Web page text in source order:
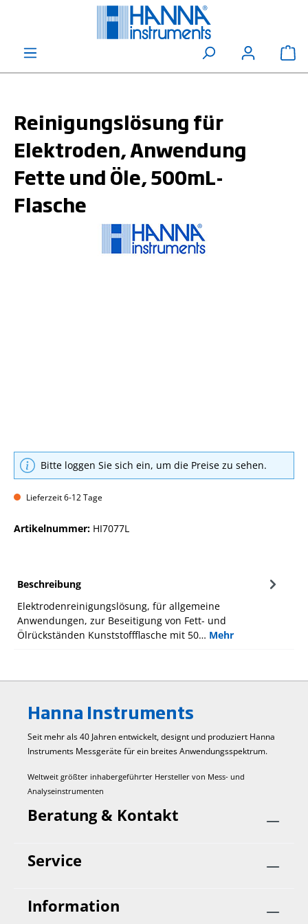
Reinigungslösung für
Elektroden, Anwendung
Fette und Öle, 500mL-
Flasche
Bitte loggen Sie sich ein, um die Preise zu sehen.
Lieferzeit 6-12 Tage
Artikelnummer: HI7077L
Beschreibung
Elektrodenreinigungslösung, für allgemeine
Anwendungen, zur Beseitigung von Fett- und
Ölrückständen Kunststoffflasche mit 50… Mehr
Hanna Instruments
Seit mehr als 40 Jahren entwickelt, designt und produziert Hanna
Instruments Mess­geräte für ein breites Anwendungs­spektrum.
Weltweit größter inhabergeführter Hersteller von Mess- und
Analyseinstrumenten
Beratung & Kontakt
Service
Information